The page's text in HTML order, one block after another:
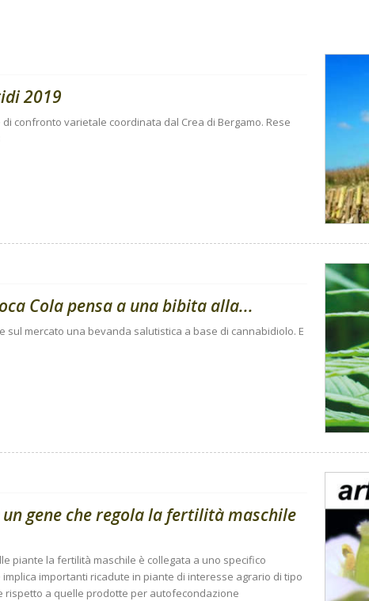
2019
confronto varietale coordinata dal Crea di Bergamo. Rese
Cola pensa a una bibita alla...
sul mercato una bevanda salutistica a base di cannabidiolo. E
gene che regola la fertilità maschile
piante la fertilità maschile è collegata a uno specifico
implica importanti ricadute in piante di interesse agrario di tipo
rispetto a quelle prodotte per autofecondazione